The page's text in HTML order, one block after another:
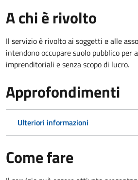
A chi è rivolto
Il servizio è rivolto ai soggetti e alle
intendono occupare suolo pubblico per
imprenditoriali e senza scopo di lucro.
Approfondimenti
Ulteriori informazioni
Come fare